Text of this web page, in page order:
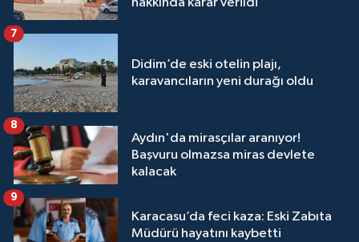
Didim’de eski otelin plajı,
karavancıların yeni durağı oldu
7
Aydın'da mirasçılar aranıyor!
Başvuru olmazsa miras devlete
kalacak
8
Karacasu’da feci kaza: Eski Zabıta
Müdürü hayatını kaybetti
9